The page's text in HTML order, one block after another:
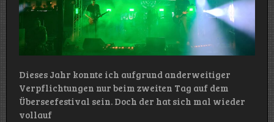
Dieses Jahr konnte ich aufgrund anderweitiger
Verpflichtungen nur beim zweiten Tag auf dem
Überseefestival sein. Doch der hat sich mal wieder
vollauf